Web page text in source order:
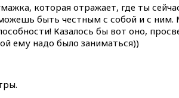
которая отражает, где ты
быть честным с собой и с
Казалось бы вот оно,
ему надо было заниматься))